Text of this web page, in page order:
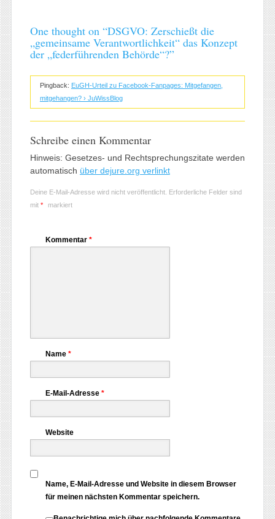
One thought on “DSGVO: Zerschießt die
„gemeinsame Verantwortlichkeit“ das Konzept
der „federführenden Behörde“?”
Pingback: EuGH-Urteil zu Facebook-Fanpages: Mitgefangen,
mitgehangen? › JuWissBlog
Schreibe einen Kommentar
Hinweis: Gesetzes- und Rechtsprechungszitate werden
automatisch über dejure.org verlinkt
Deine E-Mail-Adresse wird nicht veröffentlicht. Erforderliche Felder sind
mit * markiert
Kommentar *
Name *
E-Mail-Adresse *
Website
Name, E-Mail-Adresse und Website in diesem Browser
für meinen nächsten Kommentar speichern.